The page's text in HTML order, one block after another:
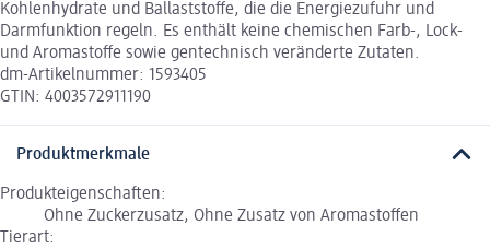
Kohlenhydrate und Ballaststoffe, die die Energiezufuhr und
Darmfunktion regeln. Es enthält keine chemischen Farb-, Lock-
und Aromastoffe sowie gentechnisch veränderte Zutaten.
dm-Artikelnummer: 1593405
GTIN: 4003572911190
Produktmerkmale
Produkteigenschaften:
Ohne Zuckerzusatz, Ohne Zusatz von Aromastoffen
Tierart: